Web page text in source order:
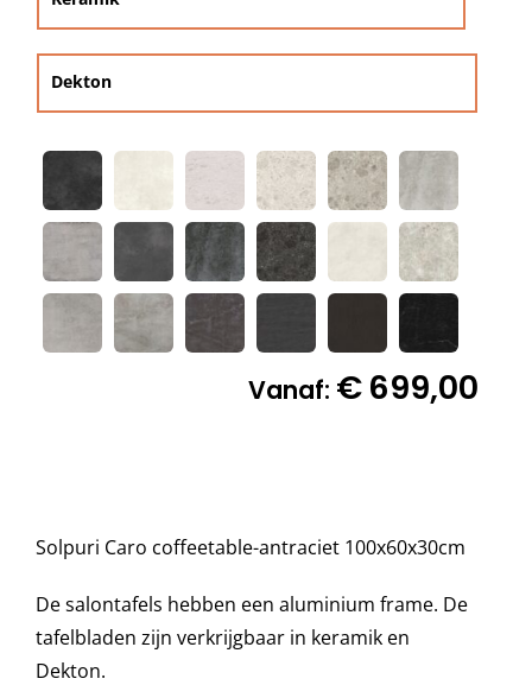
Decoratie kussens
Tuinkussens
Beschermhoezen
Onze merken
Dekton
Vanaf: €699,00
Solpuri Caro coffeetable-antraciet 100x60x30cm
De salontafels hebben een aluminium frame. De
tafelbladen zijn verkrijgbaar in keramik en
Dekton.